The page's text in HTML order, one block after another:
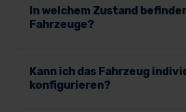
In welchem Zustand
Fahrzeuge?
Kann ich das Fahrzeug
konfigurieren?